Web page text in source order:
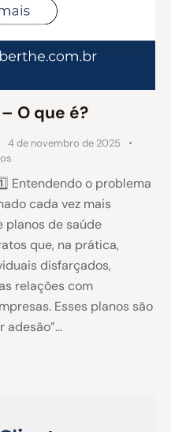
O que é?
4 de novembro de 2025
Entendendo o problema
cada vez mais
planos de saúde
que, na prática,
disfarçados,
relações com
Esses planos são
adesão”…